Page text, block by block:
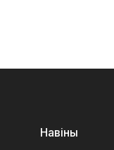
Навіны